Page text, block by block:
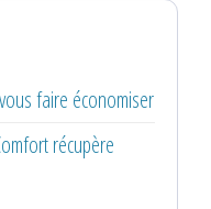
faire économiser
récupère